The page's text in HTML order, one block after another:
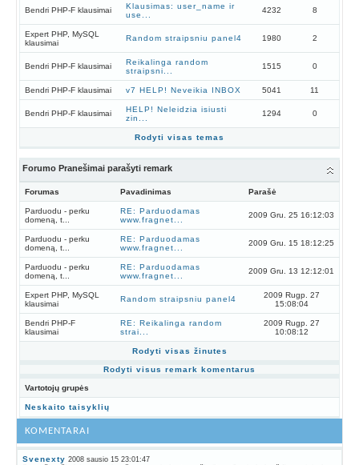
Bendri PHP-F klausimai
Klausimas: user_name ir
use...
4232 8
Expert PHP, MySQL
klausimai
Random straipsniu panel4 1980 2
Bendri PHP-F klausimai
Reikalinga random
straipsni...
1515 0
Bendri PHP-F klausimai v7 HELP! Neveikia INBOX 5041 11
Bendri PHP-F klausimai
HELP! Neleidzia isiusti
zin...
1294 0
Rodyti visas temas
Forumo Pranešimai parašyti remark
Forumas Pavadinimas Parašė
Parduodu - perku
domeną, t...
RE: Parduodamas
www.fragnet...
2009 Gru. 25 16:12:03
Parduodu - perku
domeną, t...
RE: Parduodamas
www.fragnet...
2009 Gru. 15 18:12:25
Parduodu - perku
domeną, t...
RE: Parduodamas
www.fragnet...
2009 Gru. 13 12:12:01
Expert PHP, MySQL
klausimai
Random straipsniu panel4
2009 Rugp. 27
15:08:04
Bendri PHP-F
klausimai
RE: Reikalinga random
strai...
2009 Rugp. 27
10:08:12
Rodyti visas žinutes
Rodyti visus remark komentarus
Vartotojų grupės
Neskaito taisyklių
KOMENTARAI
Svenexty 2008 sausio 15 23:01:47